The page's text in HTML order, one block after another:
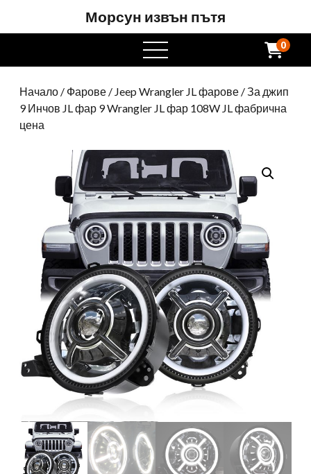
Морсун извън пътя
Отворете
менюто
0
Начало / Фарове / Jeep Wrangler JL фарове / За джип
9 Инчов JL фар 9 Wrangler JL фар 108W JL фабрична
цена